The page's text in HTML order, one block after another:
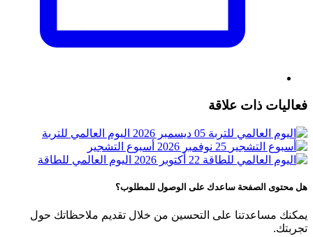
فعاليات ذات علاقة
05 ديسمبر 2026
اليوم العالمي للتربة
25 نوفمبر 2026
أسبوع التشجير
22 أكتوبر 2026
اليوم العالمي للطاقة
هل محتوى الصفحة ساعدك على الوصول للمطلوب؟
يمكنك مساعدتنا على التحسين من خلال تقديم ملاحظاتك حول
تجربتك.